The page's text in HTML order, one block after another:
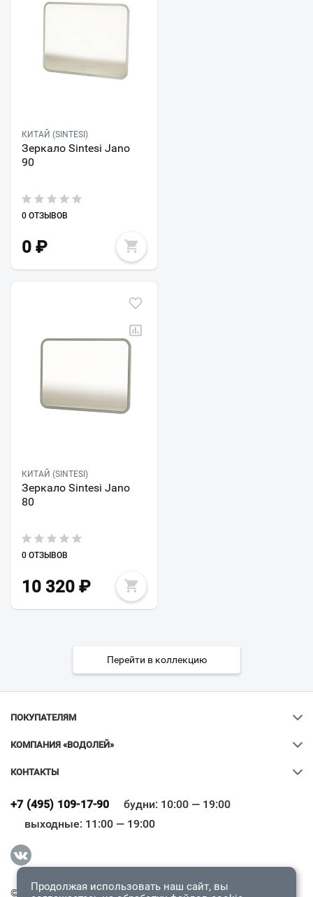
КИТАЙ (SINTESI)
Зеркало Sintesi Jano
90
0 ОТЗЫВОВ
0 ₽
КИТАЙ (SINTESI)
Зеркало Sintesi Jano
80
0 ОТЗЫВОВ
10 320 ₽
Перейти в коллекцию
ПОКУПАТЕЛЯМ
КОМПАНИЯ «ВОДОЛЕЙ»
КОНТАКТЫ
+7 (495) 109-17-90
будни: 10:00 — 19:00
выходные: 11:00 — 19:00
© 2009-2026 «Водолей Онлайн». Все права защищены.
Всё верно
Продолжая использовать наш сайт, вы